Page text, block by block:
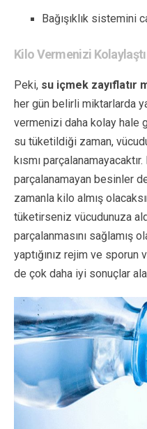
Bağışıklık sistemini
Kilo Vermenizi
Peki, su içmek zayıflatır
her gün belirli miktarlarda
vermenizi daha kolay hale
su tüketildiği zaman,
kısmı
parçalanamayan besinler
zamanla kilo almış
tüketirseniz vücudunuza
parçalanmasını sağlamış
yaptığınız rejim ve
de çok daha iyi sonuçlar